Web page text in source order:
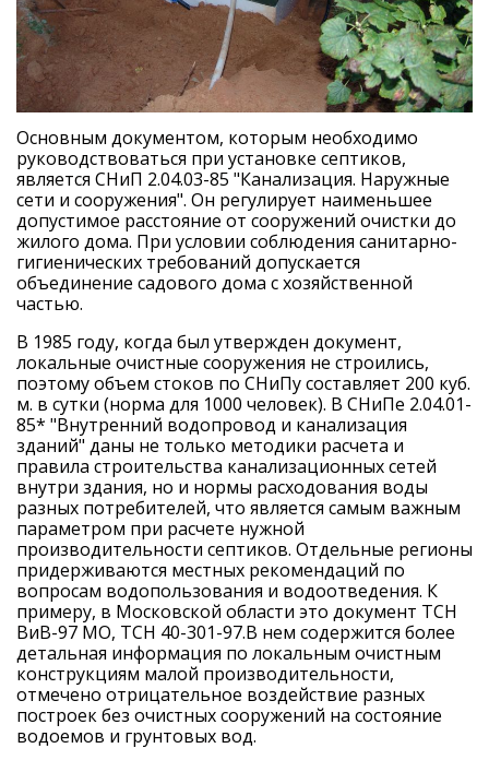
Основным документом, которым необходимо
руководствоваться при установке септиков,
является СНиП 2.04.03-85 "Канализация. Наружные
сети и сооружения". Он регулирует наименьшее
допустимое расстояние от сооружений очистки до
жилого дома. При условии соблюдения санитарно-
гигиенических требований допускается
объединение садового дома с хозяйственной
частью.
В 1985 году, когда был утвержден документ,
локальные очистные сооружения не строились,
поэтому объем стоков по СНиПу составляет 200 куб.
м. в сутки (норма для 1000 человек). В СНиПе 2.04.01-
85* "Внутренний водопровод и канализация
зданий" даны не только методики расчета и
правила строительства канализационных сетей
внутри здания, но и нормы расходования воды
разных потребителей, что является самым важным
параметром при расчете нужной
производительности септиков. Отдельные регионы
придерживаются местных рекомендаций по
вопросам водопользования и водоотведения. К
примеру, в Московской области это документ ТСН
ВиВ-97 МО, ТСН 40-301-97.В нем содержится более
детальная информация по локальным очистным
конструкциям малой производительности,
отмечено отрицательное воздействие разных
построек без очистных сооружений на состояние
водоемов и грунтовых вод.